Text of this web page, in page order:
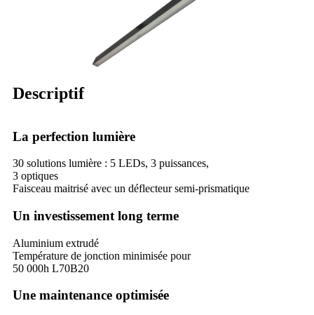
Descriptif
La perfection lumière
30 solutions lumière : 5 LEDs, 3 puissances,
3 optiques
Faisceau maitrisé avec un déflecteur semi-prismatique
Un investissement long terme
Aluminium extrudé
Température de jonction minimisée pour
50 000h L70B20
Une maintenance optimisée